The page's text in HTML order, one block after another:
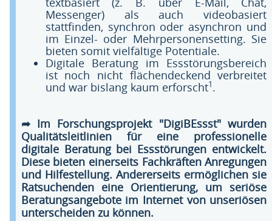
Messenger) als auch videobasiert
stattfinden, synchron oder asynchron und
im Einzel- oder Mehrpersonensetting. Sie
bieten somit vielfältige Potentiale.
Digitale Beratung im Essstörungsbereich
ist noch nicht flächendeckend verbreitet
und war bislang kaum erforscht1.
➦ Im Forschungsprojekt "DigiBEssst" wurden
Qualitätsleitlinien für eine professionelle
digitale Beratung bei Essstörungen entwickelt.
Diese bieten einerseits Fachkräften Anregungen
und Hilfestellung. Andererseits ermöglichen sie
Ratsuchenden eine Orientierung, um seriöse
Beratungsangebote im Internet von unseriösen
unterscheiden zu können.